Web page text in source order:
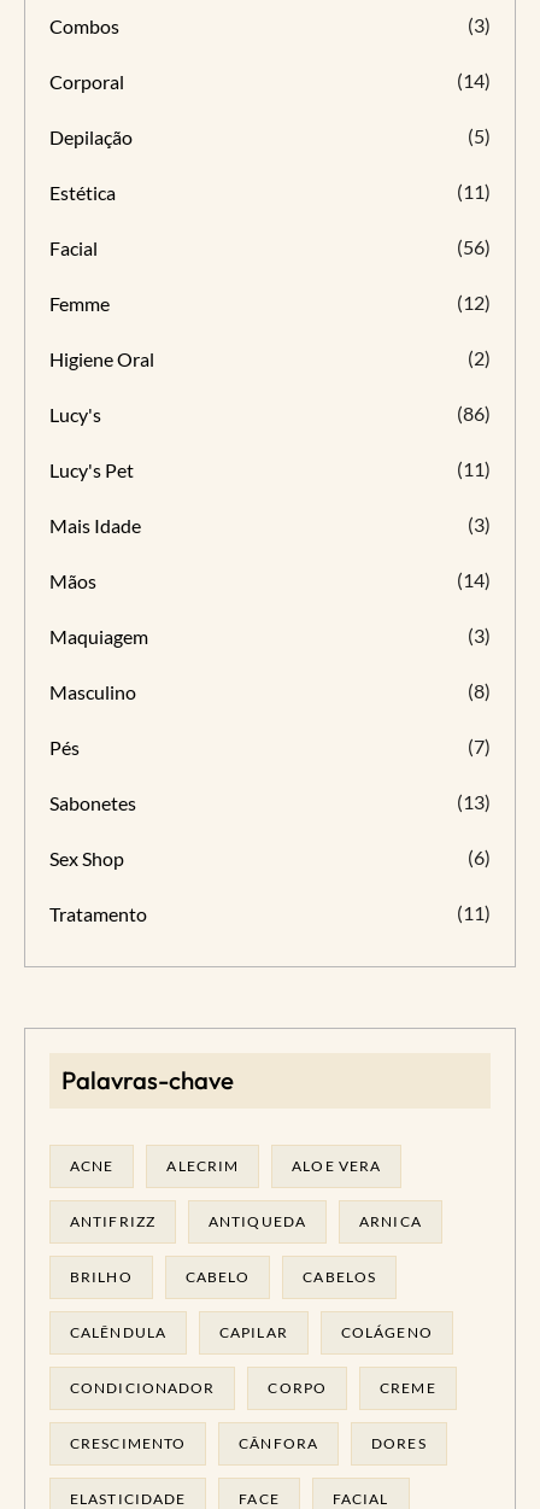
Combos (3)
Corporal (14)
Depilação (5)
Estética (11)
Facial (56)
Femme (12)
Higiene Oral (2)
Lucy's (86)
Lucy's Pet (11)
Mais Idade (3)
Mãos (14)
Maquiagem (3)
Masculino (8)
Pés (7)
Sabonetes (13)
Sex Shop (6)
Tratamento (11)
Palavras-chave
ACNE ALECRIM ALOE VERA
ANTIFRIZZ ANTIQUEDA ARNICA
BRILHO CABELO CABELOS
CALÊNDULA CAPILAR COLÁGENO
CONDICIONADOR CORPO CREME
CRESCIMENTO CÂNFORA DORES
ELASTICIDADE FACE FACIAL